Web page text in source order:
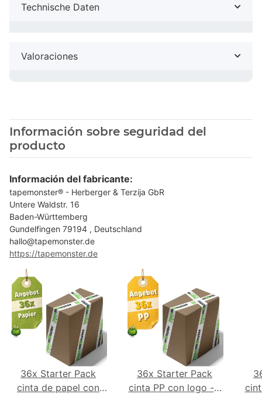
Technische Daten
Valoraciones
Información sobre seguridad del
producto
Información del fabricante:
tapemonster® - Herberger & Terzija GbR
Untere Waldstr. 16
Baden-Württemberg
Gundelfingen 79194 , Deutschland
hallo@tapemonster.de
https://tapemonster.de
36x Starter Pack
cinta de papel con
36x Starter Pack
cinta PP con logo - 1